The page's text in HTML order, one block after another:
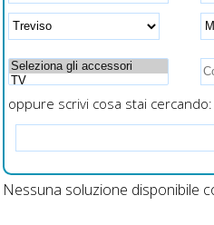
oppure scrivi cosa stai cercando:
Nessuna soluzione disponibile